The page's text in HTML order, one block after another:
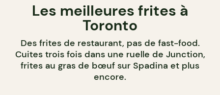
Les meilleures frites à
Toronto
Des frites de restaurant, pas de fast-food.
Cuites trois fois dans une ruelle de Junction,
frites au gras de bœuf sur Spadina et plus
encore.